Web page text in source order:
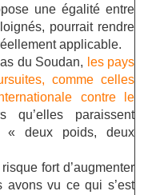
une égalité entre
pourrait rendre
applicable.
du Soudan, les pays
comme celles
contre le
qu’elles paraissent
« deux poids, deux
fort d’augmenter
avons vu ce qui s’est